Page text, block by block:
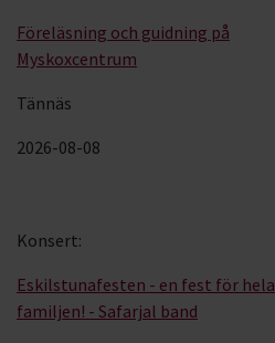
Föreläsning och guidning på
Myskoxcentrum
Tännäs
2026-08-08
Eskilstunafesten - en fest för hela
familjen! - Safarjal band
Konsert: